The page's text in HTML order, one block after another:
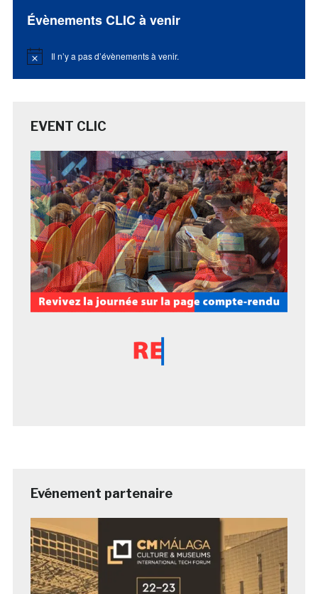
Évènements CLIC à venir
Notice Il n’y a pas d’évènements à venir.
EVENT CLIC
Evénement partenaire